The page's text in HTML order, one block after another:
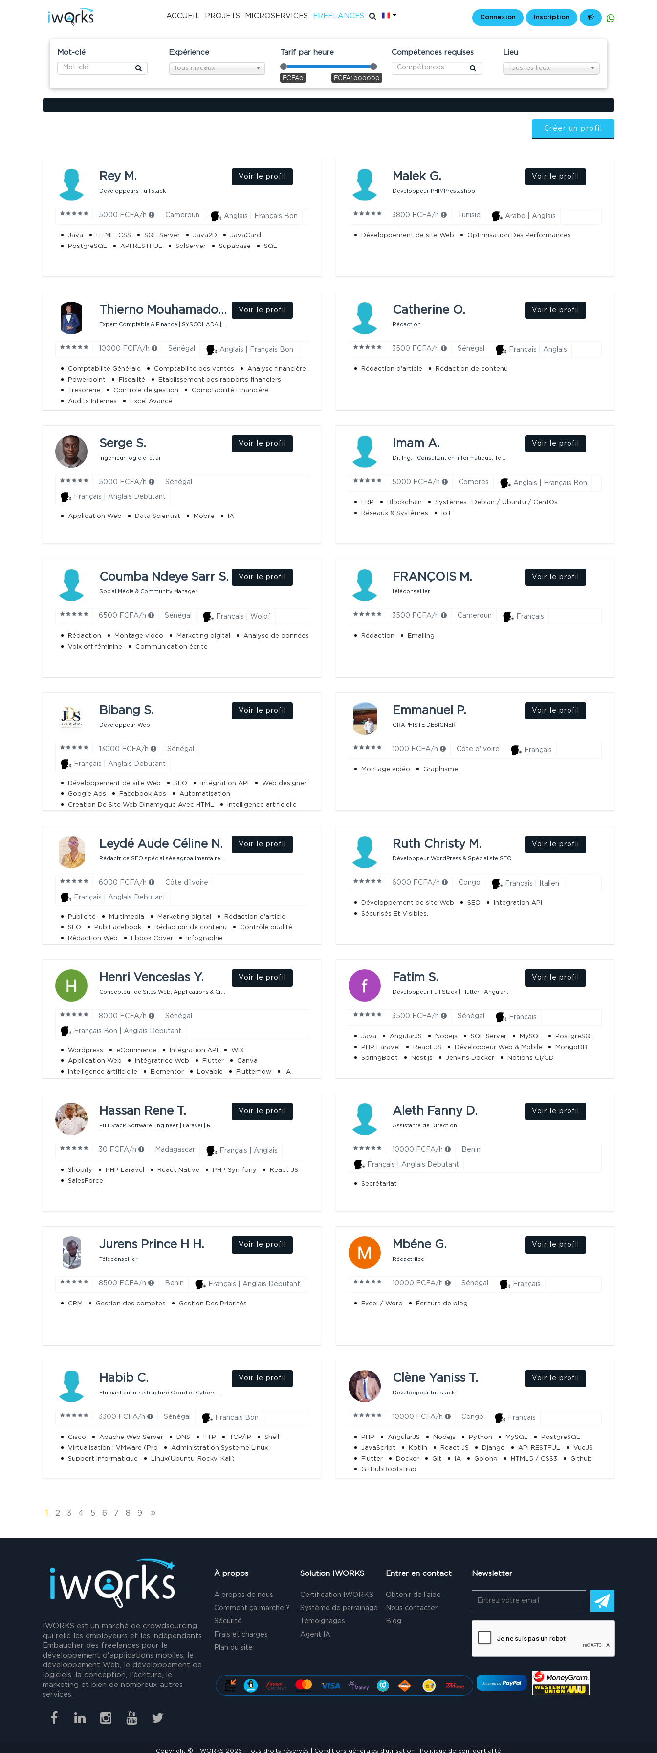
ACCUEIL PROJETS MICROSERVICES FREELANCES FR Connexion Inscription
Mot-clé Expérience
Tous niveaux
Tarif par heure
FCFA0 FCFA1000000
Compétences requises Lieu
Tous les lieux
Créer un profil
Rey M.
Développeurs Full stack
Voir le profil
5000 FCFA/h Cameroun Anglais | Français Bon
Java HTML_CSS SQL Server Java2D
JavaCard
PostgreSQL
API RESTFUL SqlServer Supabase SQL
Malek G.
Développeur PHP/Prestashop
Voir le profil
3800 FCFA/h Tunisie Arabe | Anglais
Développement de site Web Optimisation Des Performances
Thierno Mouhamadou Mansour B. Voir le profil
10000 FCFA/h Sénégal Anglais | Français Bon
Comptabilité Générale Comptabilité des ventes
Analyse financière
Powerpoint
Fiscalité
Etablissement des rapports financiers
Tresorerie
Controle de gestion
Comptabilité Financière
Audits Internes
Excel Avancé
Catherine O.
Rédaction
Voir le profil
3500 FCFA/h Sénégal Français | Anglais
Rédaction d'article Rédaction de contenu
Serge S.
ingénieur logiciel et ai
Voir le profil
5000 FCFA/h Sénégal
Français | Anglais Debutant
Application Web Data Scientist Mobile IA
Imam A.
Dr. Ing. - Consultant en Informatique, Tél...
Voir le profil
5000 FCFA/h Comores Anglais | Français Bon
ERP Blockchain
Systèmes : Debian / Ubuntu / CentOs
Réseaux & Systèmes
IoT
Coumba Ndeye Sarr S.
Social Média & Community Manager
Voir le profil
6500 FCFA/h Sénégal Français | Wolof
Rédaction Montage vidéo Marketing digital
Analyse de données
Voix off féminine
Communication écrite
FRANÇOIS M.
téléconseiller
Voir le profil
3500 FCFA/h Cameroun Français
Rédaction Emailing
Bibang S.
Développeur Web
Voir le profil
13000 FCFA/h Sénégal
Français | Anglais Debutant
Développement de site Web SEO Intégration API
Web designer
Google Ads
Facebook Ads
Automatisation
Creation De Site Web Dinamyque Avec HTML
Intelligence artificielle
Emmanuel P.
GRAPHISTE DESIGNER
Voir le profil
1000 FCFA/h Côte d'Ivoire Français
Montage vidéo Graphisme
Leydé Aude Céline N.
Rédactrice SEO spécialisée agroalimentaire...
Voir le profil
6000 FCFA/h Côte d'Ivoire
Français | Anglais Debutant
Publicité Multimedia Marketing digital
Rédaction d'article
SEO
Pub Facebook Rédaction de contenu
Contrôle qualité
Rédaction Web
Ebook Cover
Infographie
Ruth Christy M.
Développeur WordPress & Spécialiste SEO
Voir le profil
6000 FCFA/h Congo Français | Italien
Développement de site Web SEO
Intégration API
Sécurisés Et Visibles.
Henri Venceslas Y.
Concepteur de Sites Web, Applications & Cr...
Voir le profil
8000 FCFA/h Sénégal
Français Bon | Anglais Debutant
Wordpress eCommerce Intégration API
WIX
Application Web
Intégratrice Web Flutter
Canva
Intelligence artificielle
Elementor Lovable Flutterflow IA
Fatim S.
Développeur Full Stack | Flutter · Angular...
Voir le profil
3500 FCFA/h Sénégal Français
Java AngularJS Nodejs SQL Server MySQL
PostgreSQL
PHP Laravel
React JS Développeur Web & Mobile
MongoDB
SpringBoot
Nest.js Jenkins Docker Notions CI/CD
Hassan Rene T.
Full Stack Software Engineer | Laravel | R...
Voir le profil
30 FCFA/h Madagascar Français | Anglais
Shopify PHP Laravel React Native PHP Symfony
React JS
SalesForce
Aleth Fanny D.
Assistante de Direction
Voir le profil
10000 FCFA/h Benin
Français | Anglais Debutant
Secrétariat
Jurens Prince H H.
Téléconseiller
Voir le profil
8500 FCFA/h Benin Français | Anglais Debutant
CRM Gestion des comptes Gestion Des Priorités
Mbéne G.
Rédactriice
Voir le profil
10000 FCFA/h Sénégal Français
Excel / Word Écriture de blog
Habib C.
Etudiant en Infrastructure Cloud et Cybers...
Voir le profil
3300 FCFA/h Sénégal Français Bon
Cisco Apache Web Server DNS FTP TCP/IP
Shell
Virtualisation : VMware (Pro
Administration Système Linux
Support Informatique
Linux(Ubuntu-Rocky-Kali)
Clène Yaniss T.
Développeur full stack
Voir le profil
10000 FCFA/h Congo Français
PHP AngularJS Nodejs Python MySQL
PostgreSQL
JavaScript
Kotlin React JS Django API RESTFUL
VueJS
Flutter
Docker Git IA Golong HTML5 / CSS3
Github
GitHubBootstrap
1 2 3 4 5 6 7 8 9
IWORKS est un marché de crowdsourcing
qui relie les employeurs et les indépendants.
Embaucher des freelances pour le
développement d'applications mobiles, le
développement Web, le développement de
logiciels, la conception, l'écriture, le
marketing et bien de nombreux autres
services.
À propos
À propos de nous
Comment ça marche ?
Sécurité
Frais et charges
Plan du site
Solution IWORKS
Certification IWORKS
Système de parrainage
Témoignages
Agent IA
Entrer en contact
Obtenir de l'aide
Nous contacter
Blog
Newsletter
Copyright © | IWORKS 2026 - Tous droits réservés | Conditions générales d’utilisation Politique de confidentialité